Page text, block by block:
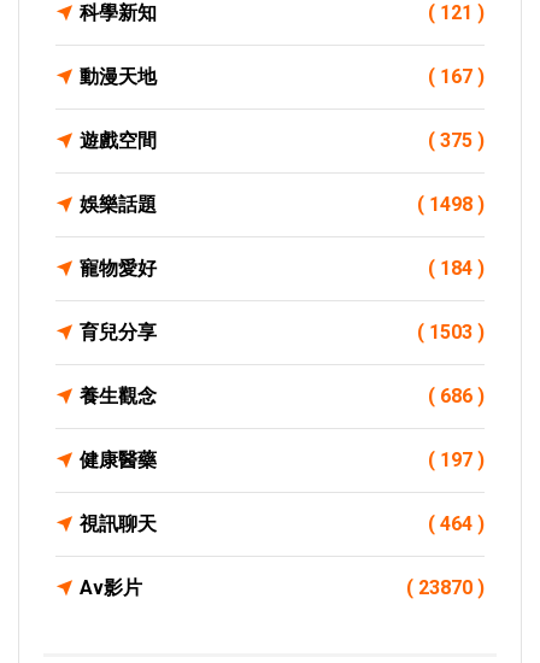
科學新知 ( 121 )
動漫天地 ( 167 )
遊戲空間 ( 375 )
娛樂話題 ( 1498 )
寵物愛好 ( 184 )
育兒分享 ( 1503 )
養生觀念 ( 686 )
健康醫藥 ( 197 )
視訊聊天 ( 464 )
Av影片 ( 23870 )